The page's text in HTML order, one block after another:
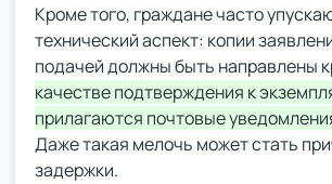
Кроме того, граждане часто
технический аспект: копии
подачей должны быть направлены
качестве подтверждения к
прилагаются почтовые
Даже такая мелочь может стать
задержки.